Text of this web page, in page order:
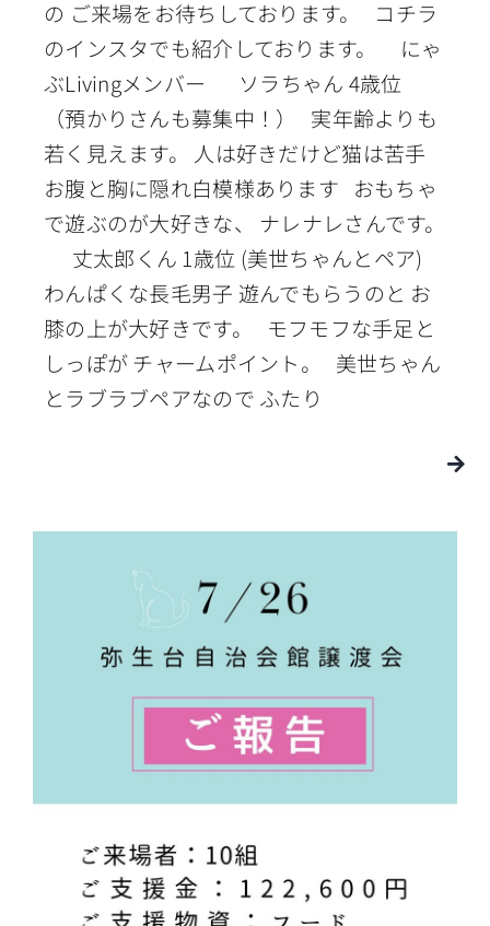
の ご来場をお待ちしております。 コチラ
のインスタでも紹介しております。 にゃ
ぶLivingメンバー ソラちゃん 4歳位
（預かりさんも募集中！） 実年齢よりも
若く見えます。 人は好きだけど猫は苦手
お腹と胸に隠れ白模様あります おもちゃ
で遊ぶのが大好きな、 ナレナレさんです。
丈太郎くん 1歳位 (美世ちゃんとペア)
わんぱくな長毛男子 遊んでもらうのと お
膝の上が大好きです。 モフモフな手足と
しっぽが チャームポイント。 美世ちゃん
とラブラブペアなので ふたり